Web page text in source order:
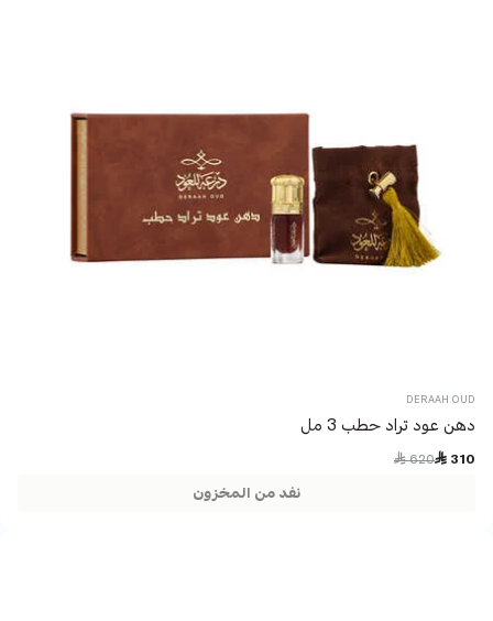
DERAAH OUD
دهن عود تراد حطب 3 مل
 310
Price reduced from
 620
نفد من المخزون